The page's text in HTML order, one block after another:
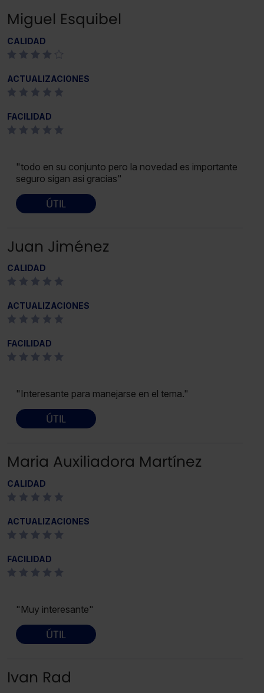
Miguel Esquibel
CALIDAD
ACTUALIZACIONES
FACILIDAD
"todo en su conjunto pero la novedad es importante
seguro sigan asi gracias"
ÚTIL
Juan Jiménez
CALIDAD
ACTUALIZACIONES
FACILIDAD
"Interesante para manejarse en el tema."
ÚTIL
Maria Auxiliadora Martínez
CALIDAD
ACTUALIZACIONES
FACILIDAD
"Muy interesante"
ÚTIL
Ivan Rad